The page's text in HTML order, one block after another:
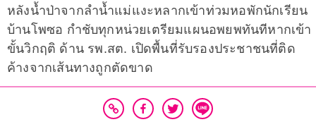
หลังน้ำป่าจากลำน้ำแม่แงะหลากเข้าท่วมหอพักนักเรียน
บ้านโพซอ กำชับทุกหน่วยเตรียมแผนอพยพทันทีหากเข้า
ขั้นวิกฤติ ด้าน รพ.สต. เปิดพื้นที่รับรองประชาชนที่ติด
ค้างจากเส้นทางถูกตัดขาด